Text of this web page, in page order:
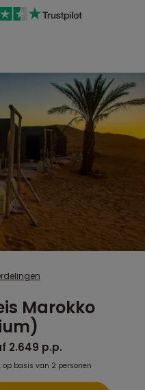
Marokko
2.649 p.p.
op basis van 2 personen